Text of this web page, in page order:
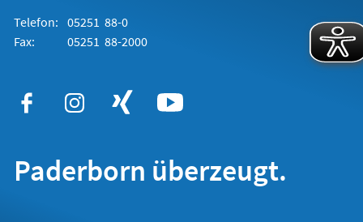
Telefon: 05251 88-0
Fax:
05251 88-2000
Paderborn überzeugt.